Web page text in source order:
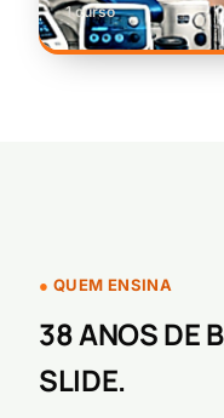
1 curso
QUEM ENSINA
38 ANOS DE
SLIDE.